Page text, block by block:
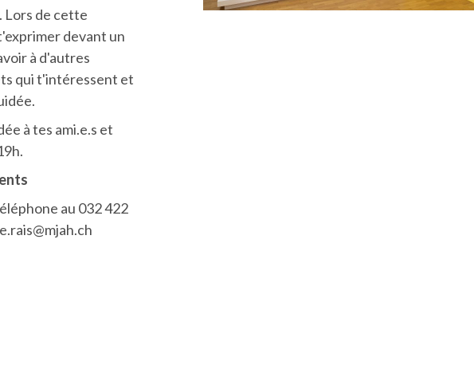
Lors de cette
devant un
à d'autres
qui t'intéressent et
à tes ami.e.s et
au 032 422